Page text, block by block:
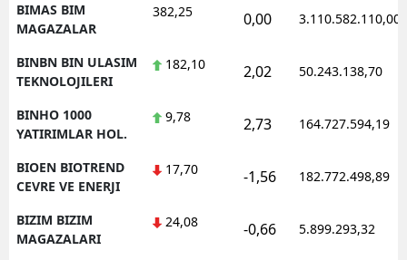
BIMAS BIM
MAGAZALAR
382,25 0,00 3.110.582.110,00
BINBN BIN ULASIM
TEKNOLOJILERI
182,10 2,02 50.243.138,70
BINHO 1000
YATIRIMLAR HOL.
9,78 2,73 164.727.594,19
BIOEN BIOTREND
CEVRE VE ENERJI
17,70 -1,56 182.772.498,89
BIZIM BIZIM
MAGAZALARI
24,08 -0,66 5.899.293,32